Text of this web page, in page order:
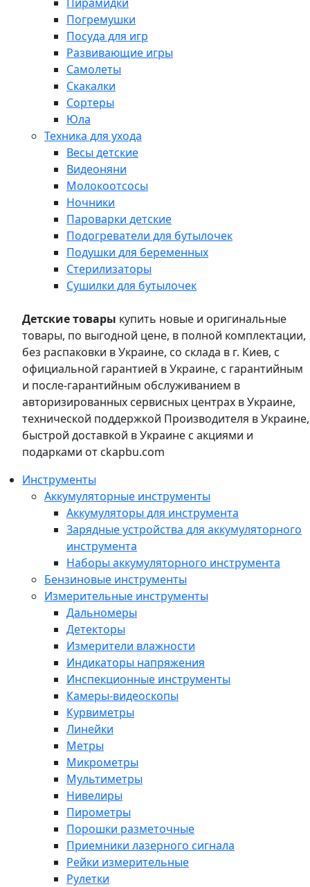
Погремушки
Посуда для игр
Развивающие игры
Самолеты
Скакалки
Сортеры
Юла
Техника для ухода
Весы детские
Видеоняни
Молокоотсосы
Ночники
Пароварки детские
Подогреватели для бутылочек
Подушки для беременных
Стерилизаторы
Сушилки для бутылочек
Детские товары купить новые и оригинальные
товары, по выгодной цене, в полной комплектации,
без распаковки в Украине, со склада в г. Киев, с
официальной гарантией в Украине, с гарантийным
и после-гарантийным обслуживанием в
авторизированных сервисных центрах в Украине,
технической поддержкой Производителя в Украине,
быстрой доставкой в Украине с акциями и
подарками от ckapbu.com
Инструменты
Аккумуляторные инструменты
Аккумуляторы для инструмента
Зарядные устройства для аккумуляторного
инструмента
Наборы аккумуляторного инструмента
Бензиновые инструменты
Измерительные инструменты
Дальномеры
Детекторы
Измерители влажности
Индикаторы напряжения
Инспекционные инструменты
Камеры-видеоскопы
Курвиметры
Линейки
Метры
Микрометры
Мультиметры
Нивелиры
Пирометры
Порошки разметочные
Приемники лазерного сигнала
Рейки измерительные
Рулетки